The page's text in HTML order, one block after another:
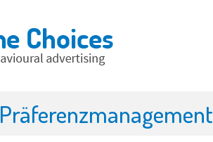
Präferenzmanagement